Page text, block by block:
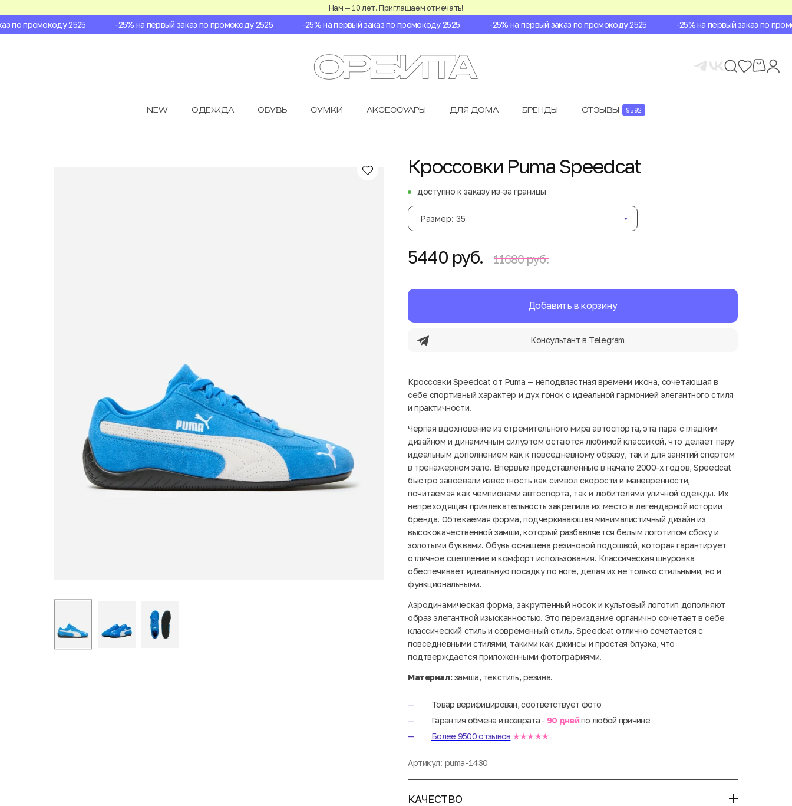
Нам — 10 лет. Приглашаем отмечать!
по промокоду 2525 -25% на первый заказ по промокоду 2525 -25% на первый заказ по промокоду 2525 -25% на первый заказ по промокоду 2525 -25% на первый заказ по
NEW ОДЕЖДА ОБУВЬ СУМКИ АКСЕССУАРЫ ДЛЯ ДОМА БРЕНДЫ ОТЗЫВЫ 9592
Кроссовки Puma Speedcat
доступно к заказу из-за границы
Размер: 35
5440 руб. 11680 руб.
Добавить в корзину
Консультант в Telegram
Кроссовки Speedcat от Puma — неподвластная времени икона, сочетающая в
себе спортивный характер и дух гонок с идеальной гармонией элегантного стиля
и практичности.
Черпая вдохновение из стремительного мира автоспорта, эта пара с гладким
дизайном и динамичным силуэтом остаются любимой классикой, что делает пару
идеальным дополнением как к повседневному образу, так и для занятий спортом
в тренажерном зале. Впервые представленные в начале 2000-х годов, Speedcat
быстро завоевали известность как символ скорости и маневренности,
почитаемая как чемпионами автоспорта, так и любителями уличной одежды. Их
непреходящая привлекательность закрепила их место в легендарной истории
бренда. Обтекаемая форма, подчеркивающая минималистичный дизайн из
высококачественной замши, который разбавляется белым логотипом сбоку и
золотыми буквами. Обувь оснащена резиновой подошвой, которая гарантирует
отличное сцепление и комфорт использования. Классическая шнуровка
обеспечивает идеальную посадку по ноге, делая их не только стильными, но и
функциональными.
Аэродинамическая форма, закругленный носок и культовый логотип дополняют
образ элегантной изысканностью. Это переиздание органично сочетает в себе
классический стиль и современный стиль, Speedcat отлично сочетается с
повседневными стилями, такими как джинсы и простая блузка, что
подтверждается приложенными фотографиями.
Материал:замша, текстиль, резина.
Товар верифицирован, соответствует фото
Гарантия обмена и возврата - 90 днейпо любой причине
Более 9500 отзывов ★★★★★
Артикул: puma-1430
КАЧЕСТВО